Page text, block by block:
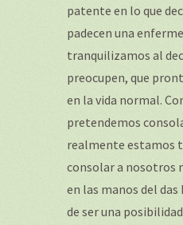
patente en lo que
padecen una
tranquilizamos al
preocupen, que
en la vida normal.
pretendemos
realmente estamos
consolar a nosotros
en las manos del
de ser una